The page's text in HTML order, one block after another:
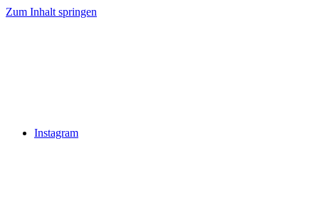
Zum Inhalt springen
Instagram